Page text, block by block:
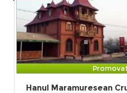
Hanul Maramuresean